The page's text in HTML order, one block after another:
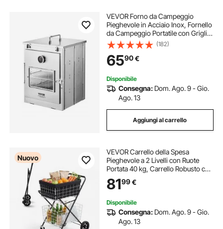
VEVOR Forno da Campeggio
Pieghevole in Acciaio Inox, Fornello
da Campeggio Portatile con Griglia
a 3 Livelli, Maniglia e Termometro,
Utilizzare con Fuoco a Legna, per
Cuocere Pizza, Cucina all'Aperto
(182)
6590€
Disponibile
Consegna: Dom. Ago. 9 - Gio.
Ago. 13
Aggiungi al carrello
Nuovo
VEVOR Carrello della Spesa
Pieghevole a 2 Livelli con Ruote
Portata 40 kg, Carrello Robusto con
Struttura a Spinta, 2 Cestini
Rimovibili, Ruote Piroettanti a 360°,
Supermercato
8199€
Disponibile
Consegna: Dom. Ago. 9 - Gio.
Ago. 13